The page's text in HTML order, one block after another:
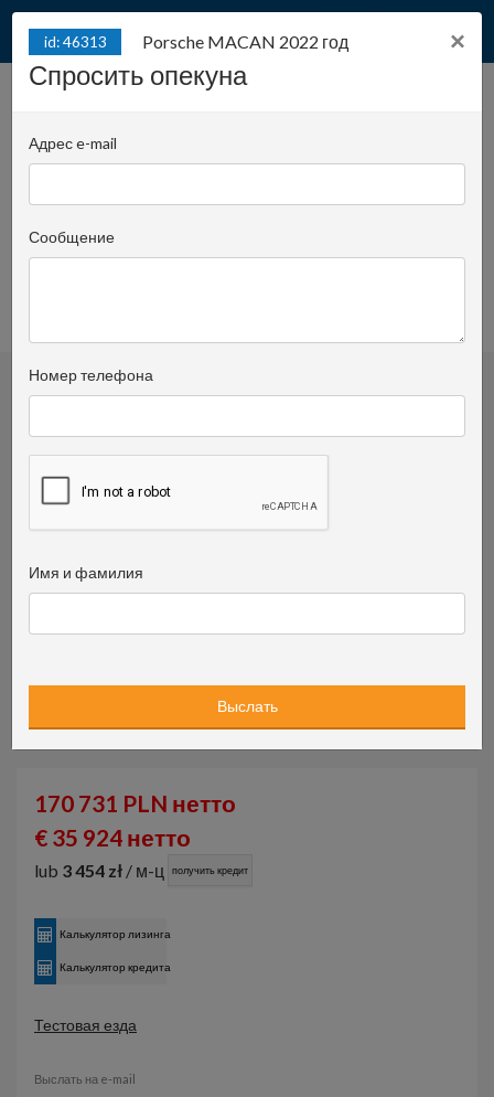
Позиция:ВНЕ ПЛОЩАДКИ
Piotr Kaczorowski
170 731 PLN нетто
€ 35 924 нетто
lub 3 454 zł / м-ц получить кредит
Калькулятор лизинга
Калькулятор кредита
Тестовая езда
Выслать на e-mail
×
id: 46313 Porsche MACAN 2022 год
Спросить опекуна
Адрес e-mail
Сообщение
Номер телефона
Имя и фамилия